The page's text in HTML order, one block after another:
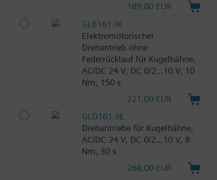
189,00 EUR
GLB161.9E
Elektromotorischer
Drehantrieb ohne
Federrücklauf für Kugelhähne,
AC/DC 24 V, DC 0/2...10 V, 10
Nm, 150 s
221,00 EUR
GLD161.9E
Drehantriebe für Kugelhähne,
AC/DC 24 V, DC 0/2...10 V, 8
Nm, 30 s
268,00 EUR